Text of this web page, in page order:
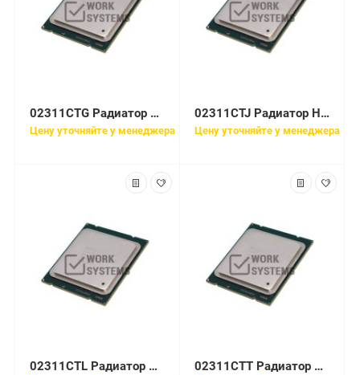
02311CTG Радиатор Huawei E5-2609 V2 with 17.5mm-height CPU1 Heat Sink(XH321 V2/DH321 V2)
Цену уточняйте у менеджера
02311CTJ Радиатор Huawei E5-2630 V2 with 17.5mm-height CPU1 Heat Sink(XH321 V2/DH321 V2)
Цену уточняйте у менеджера
02311CTL Радиатор Huawei E5-2620 V2 with 17.5mm-height CPU1 Heat Sink(XH321 V2/DH321 V2) 02311CTT Радиатор Huawei E5-2650L V2 with 17.5mm-height CPU1 Heat Sink(XH321 V2/DH321 V2)